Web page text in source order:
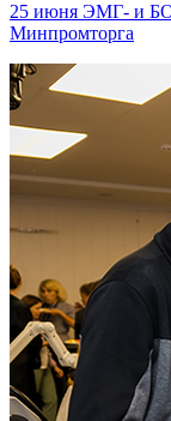
25 июня ЭМГ- и
Минпромторга